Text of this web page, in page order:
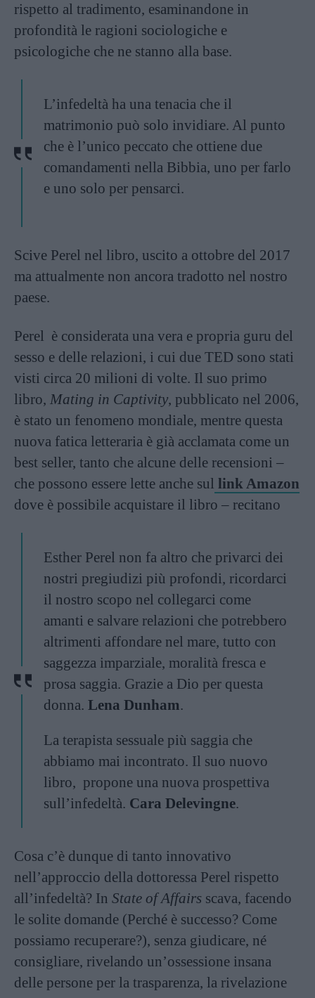
rispetto al tradimento, esaminandone in
profondità le ragioni sociologiche e
psicologiche che ne stanno alla base.
L’infedeltà ha una tenacia che il
matrimonio può solo invidiare. Al punto
che è l’unico peccato che ottiene due
comandamenti nella Bibbia, uno per farlo
e uno solo per pensarci.
Scive Perel nel libro, uscito a ottobre del 2017
ma attualmente non ancora tradotto nel nostro
paese.
Perel è considerata una vera e propria guru del
sesso e delle relazioni, i cui due TED sono stati
visti circa 20 milioni di volte. Il suo primo
libro, Mating in Captivity, pubblicato nel 2006,
è stato un fenomeno mondiale, mentre questa
nuova fatica letteraria è già acclamata come un
best seller, tanto che alcune delle recensioni –
che possono essere lette anche sul link Amazon
dove è possibile acquistare il libro – recitano
Esther Perel non fa altro che privarci dei
nostri pregiudizi più profondi, ricordarci
il nostro scopo nel collegarci come
amanti e salvare relazioni che potrebbero
altrimenti affondare nel mare, tutto con
saggezza imparziale, moralità fresca e
prosa saggia. Grazie a Dio per questa
donna. Lena Dunham.
La terapista sessuale più saggia che
abbiamo mai incontrato. Il suo nuovo
libro, propone una nuova prospettiva
sull’infedeltà. Cara Delevingne.
Cosa c’è dunque di tanto innovativo
nell’approccio della dottoressa Perel rispetto
all’infedeltà? In State of Affairs scava, facendo
le solite domande (Perché è successo? Come
possiamo recuperare?), senza giudicare, né
consigliare, rivelando un’ossessione insana
delle persone per la trasparenza, la rivelazione